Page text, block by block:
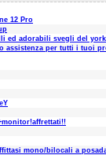
12 Pro
ed adorabili svegli del
assistenza per tutti i tuoi
mono/bilocali a